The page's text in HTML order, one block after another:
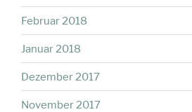
Februar 2018
Januar 2018
Dezember 2017
November 2017